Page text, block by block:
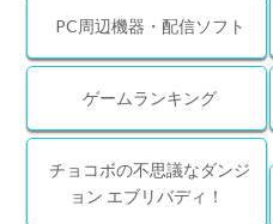
PC周辺機器・配信ソフト
ゲームランキング
チョコボの不思議なダンジ
ョン エブリバディ！